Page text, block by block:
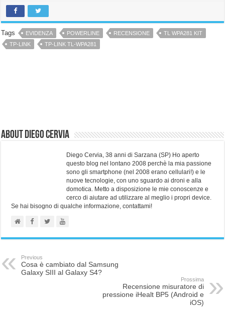
Tags EVIDENZA POWERLINE RECENSIONE
TL WPA281 KIT
TP-LINK
TP-LINK TL-WPA281
About Diego Cervia
Diego Cervia, 38 anni di Sarzana (SP) Ho aperto
questo blog nel lontano 2008 perchè la mia passione
sono gli smartphone (nel 2008 erano cellulari!) e le
nuove tecnologie, con uno sguardo ai droni e alla
domotica. Metto a disposizione le mie conoscenze e
cerco di aiutare ad utilizzare al meglio i propri device.
Se hai bisogno di qualche informazione, contattami!
Previous
Cosa è cambiato dal Samsung
Galaxy SIII al Galaxy S4?
Prossima
Recensione misuratore di
pressione iHealt BP5 (Android e
iOS)